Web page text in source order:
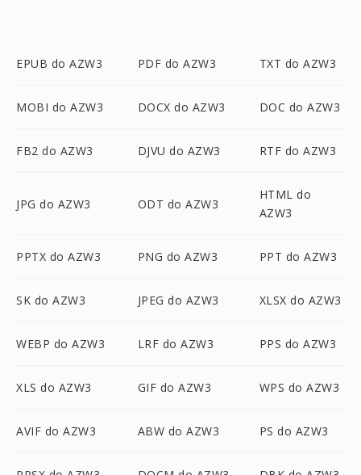
EPUB do AZW3 PDF do AZW3 TXT do AZW3
MOBI do AZW3 DOCX do AZW3 DOC do AZW3
FB2 do AZW3 DJVU do AZW3 RTF do AZW3
JPG do AZW3 ODT do AZW3
HTML do
AZW3
PPTX do AZW3 PNG do AZW3 PPT do AZW3
SK do AZW3 JPEG do AZW3 XLSX do AZW3
WEBP do AZW3 LRF do AZW3 PPS do AZW3
XLS do AZW3 GIF do AZW3 WPS do AZW3
AVIF do AZW3 ABW do AZW3 PS do AZW3